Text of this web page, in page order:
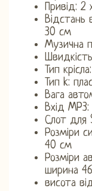
Привід: 2
Відстань
30 см
Музична
Тип
Тип k:
Вага
Вхід MP3:
Слот для
Розміри
40 см
Розміри
ширина
висота